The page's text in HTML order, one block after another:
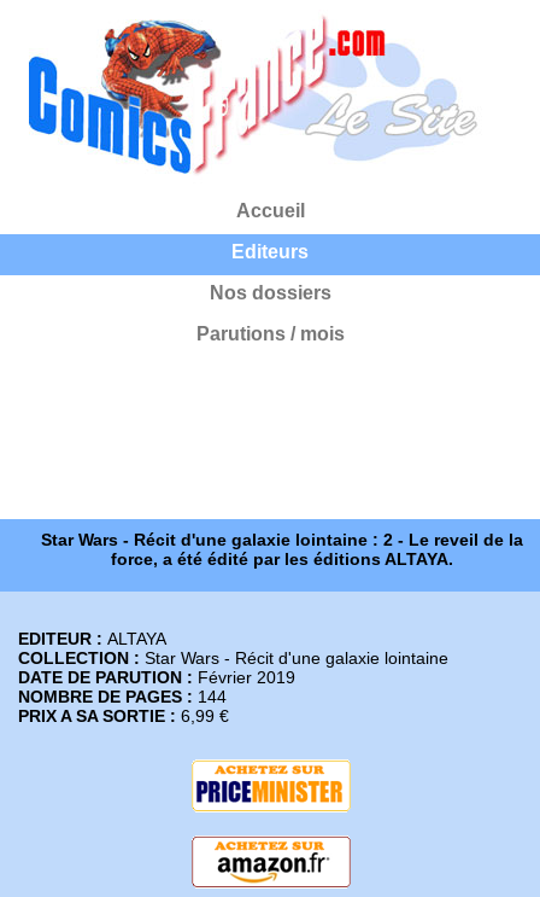
Accueil
Editeurs
Nos dossiers
Parutions / mois
Star Wars - Récit d'une galaxie lointaine : 2 - Le reveil de la
force, a été édité par les éditions ALTAYA.
EDITEUR : ALTAYA
COLLECTION : Star Wars - Récit d'une galaxie lointaine
DATE DE PARUTION : Février 2019
NOMBRE DE PAGES : 144
PRIX A SA SORTIE : 6,99 €